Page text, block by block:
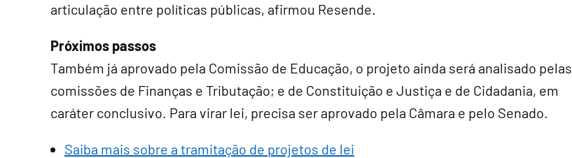
articulação entre políticas públicas, afirmou Resende.
Próximos passos
Também já aprovado pela Comissão de Educação, o projeto ainda será analisado pelas
comissões de Finanças e Tributação; e de Constituição e Justiça e de Cidadania, em
caráter conclusivo. Para virar lei, precisa ser aprovado pela Câmara e pelo Senado.
Saiba mais sobre a tramitação de projetos de lei